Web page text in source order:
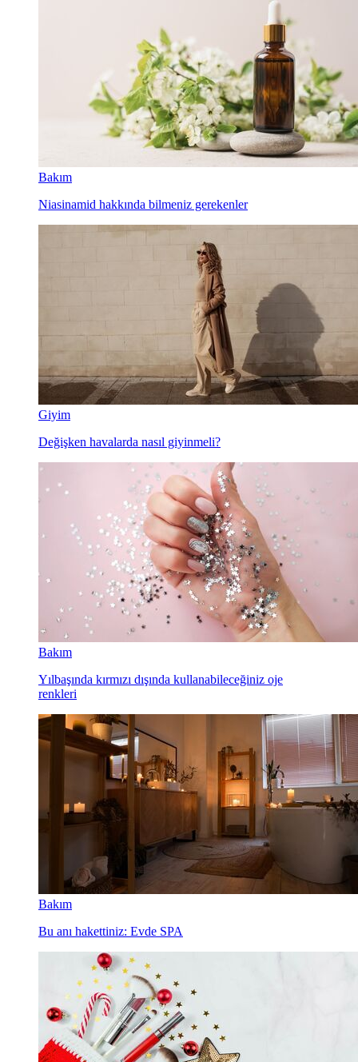
Bakım
Niasinamid hakkında bilmeniz gerekenler
Giyim
Değişken havalarda nasıl giyinmeli?
Bakım
Yılbaşında kırmızı dışında kullanabileceğiniz oje
renkleri
Bakım
Bu anı hakettiniz: Evde SPA